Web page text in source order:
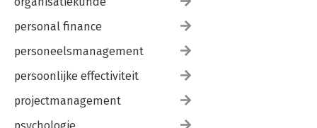
personal finance
personeelsmanagement
persoonlijke effectiviteit
projectmanagement
psychologie